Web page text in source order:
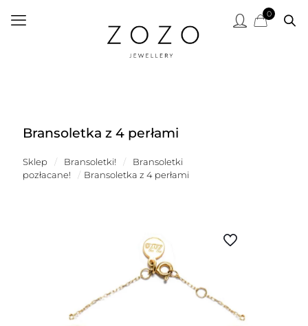
0
Bransoletka z 4 perłami
Sklep / Bransoletki! /
Bransoletki
pozłacane!
/ Bransoletka z 4 perłami